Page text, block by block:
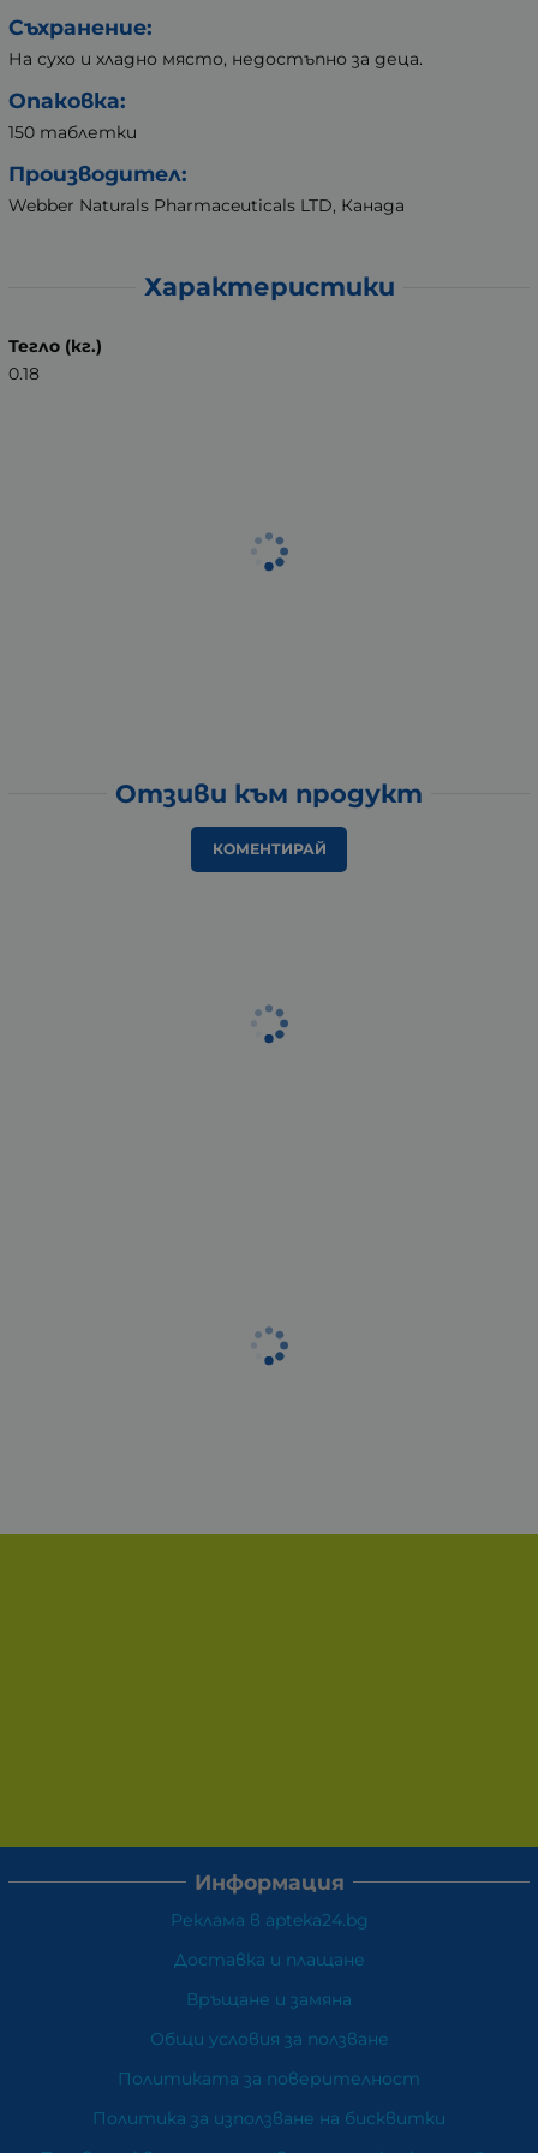
Съхранение:
На сухо и хладно място, недостъпно за деца.
Опаковка:
150 таблетки
Производител:
Webber Naturals Pharmaceuticals LTD, Канада
Характеристики
Тегло (кг.)
0.18
Отзиви към продукт
КОМЕНТИРАЙ
Информация
Реклама в apteka24.bg
Доставка и плащане
Връщане и замяна
Общи условия за ползване
Политиката за поверителност
Политика за използване на бисквитки